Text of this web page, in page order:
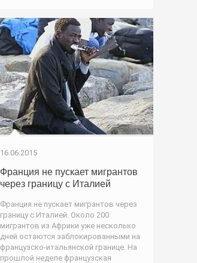
16.06.2015
Франция не пускает мигрантов
через границу с Италией
Франция не пускает мигрантов через
границу с Италией. Около 200
мигрантов из Африки уже несколько
дней остаются заблокированными на
французско-итальянской границе. На
прошлой неделе французская